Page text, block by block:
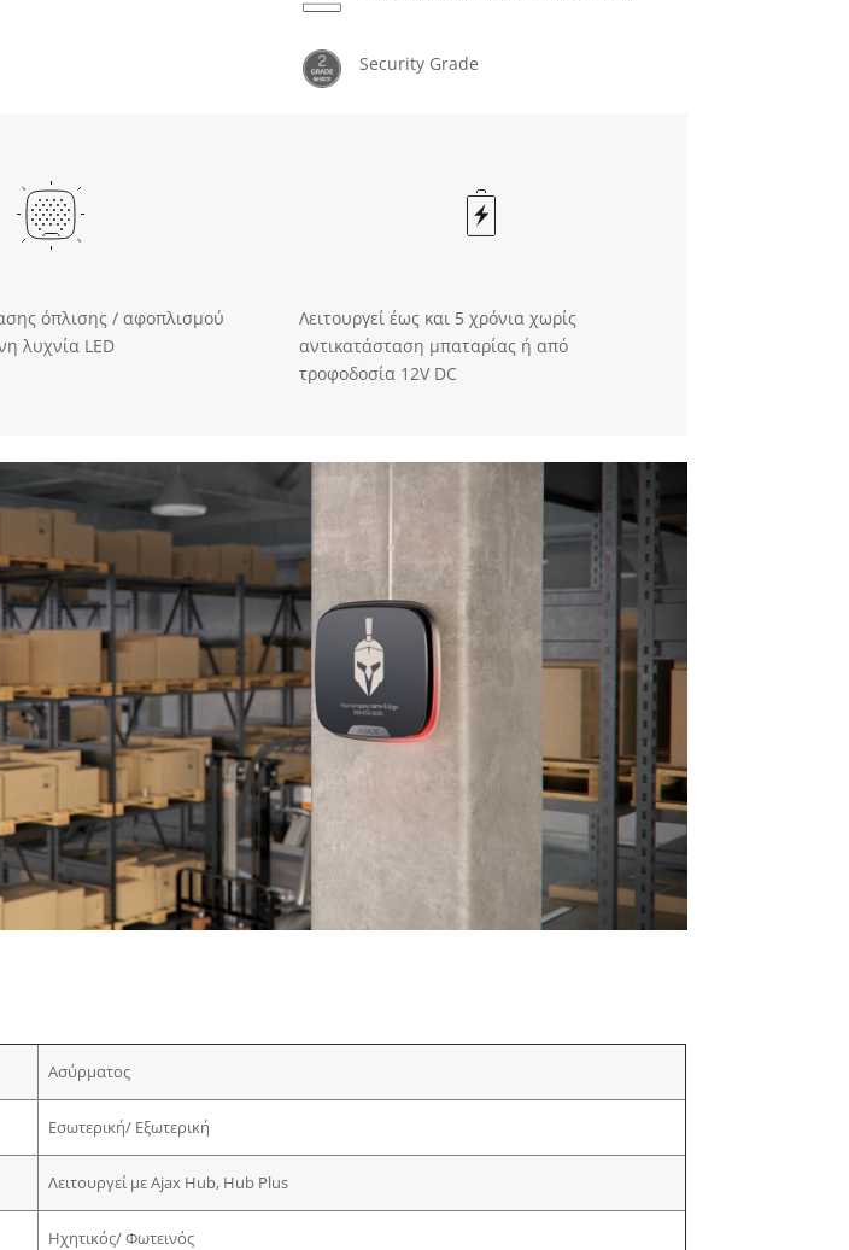
Security Grade
όπλισης / αφοπλισμού
λυχνία LED
Λειτουργεί έως και 5 χρόνια χωρίς
αντικατάσταση μπαταρίας ή από
τροφοδοσία 12V DC
Ασύρματος
Εσωτερική/ Εξωτερική
Λειτουργεί με Ajax Hub, Hub Plus
Ηχητικός/ Φωτεινός